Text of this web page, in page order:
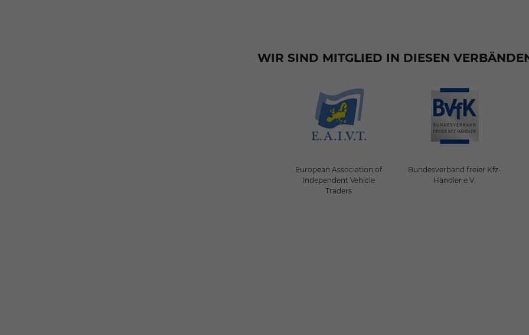
WIR SIND MITGLIED IN DIESEN
European Association of
Independent Vehicle
Traders
Bundesverband freier Kfz-
Händler e.V.